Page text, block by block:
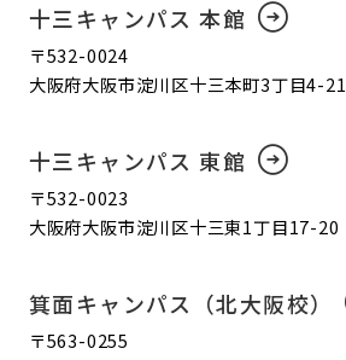
十三キャンパス 本館
〒532-0024
大阪府大阪市淀川区十三本町3丁目4-21
十三キャンパス 東館
〒532-0023
大阪府大阪市淀川区十三東1丁目17-20
箕面キャンパス（北大阪校）
〒563-0255